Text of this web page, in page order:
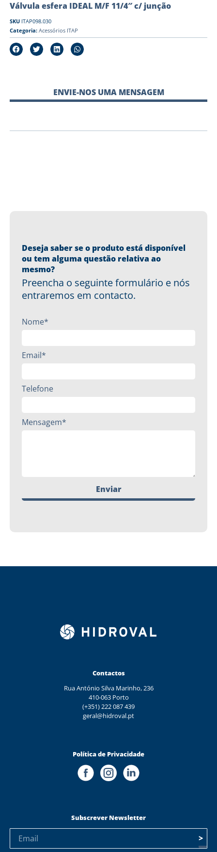
Válvula esfera IDEAL M/F 11/4″ c/ junção
SKU ITAP098.030
Categoria: Acessórios ITAP
ENVIE-NOS UMA MENSAGEM
Deseja saber se o produto está disponível
ou tem alguma questão relativa ao
mesmo?
Preencha o seguinte formulário e nós
entraremos em contacto.
Nome*
Email*
Telefone
Mensagem*
Enviar
Contactos
Rua António Silva Marinho, 236
410-063 Porto
(+351) 222 087 439
geral@hidroval.pt
Política de Privacidade
Subscrever Newsletter
>